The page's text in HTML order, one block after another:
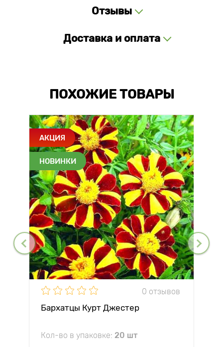
Отзывы
Доставка и оплата
ПОХОЖИЕ ТОВАРЫ
АКЦИЯ
НОВИНКИ
0 отзывов
Бархатцы Курт Джестер
Кол-во в упаковке: 20 шт